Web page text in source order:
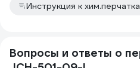
Инструкция к
Вопросы и ответы о